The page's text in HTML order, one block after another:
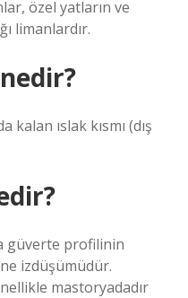
özel yatların ve
limanlardır.
ıslak kısmı (dış
güverte profilinin
izdüşümüdür.
mastoryadadır